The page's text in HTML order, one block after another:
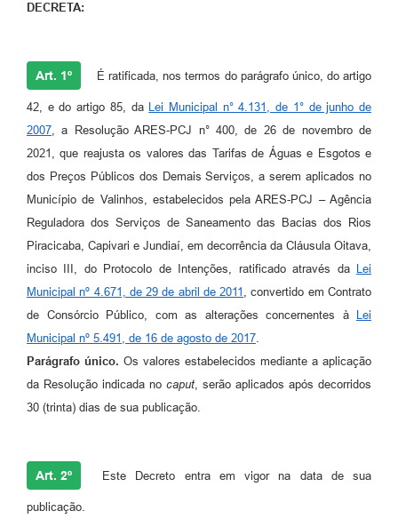
Editais
Serviços Online
Telefones Úteis
A Prefeitura
Enquete
Jornal
Agenda
SIC
Contato
DECRETA:
Art. 1º É ratificada, nos termos do parágrafo único, do artigo
42, e do artigo 85, da Lei Municipal n° 4.131, de 1° de junho de
2007, a Resolução ARES-PCJ n° 400, de 26 de novembro de
2021, que reajusta os valores das Tarifas de Águas e Esgotos e
dos Preços Públicos dos Demais Serviços, a serem aplicados no
Município de Valinhos, estabelecidos pela ARES-PCJ – Agência
Reguladora dos Serviços de Saneamento das Bacias dos Rios
Piracicaba, Capivari e Jundiaí, em decorrência da Cláusula Oitava,
inciso III, do Protocolo de Intenções, ratificado através da Lei
Municipal nº 4.671, de 29 de abril de 2011 , convertido em Contrato
de Consórcio Público, com as alterações concernentes à
Lei
Municipal nº 5.491, de 16 de agosto de 2017.
Parágrafo único. Os valores estabelecidos mediante a aplicação
da Resolução indicada no caput, serão aplicados após decorridos
30 (trinta) dias de sua publicação.
Art. 2º Este Decreto entra em vigor na data de sua
publicação.